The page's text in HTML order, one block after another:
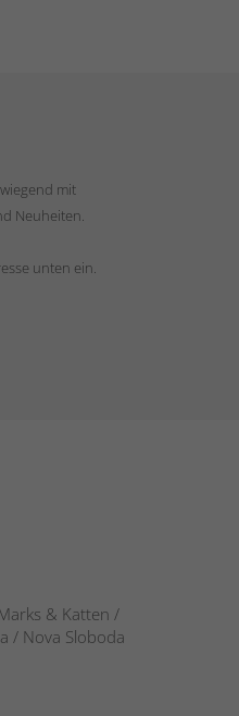
mit
Neuheiten.
unten ein.
& Katten /
/ Nova Sloboda